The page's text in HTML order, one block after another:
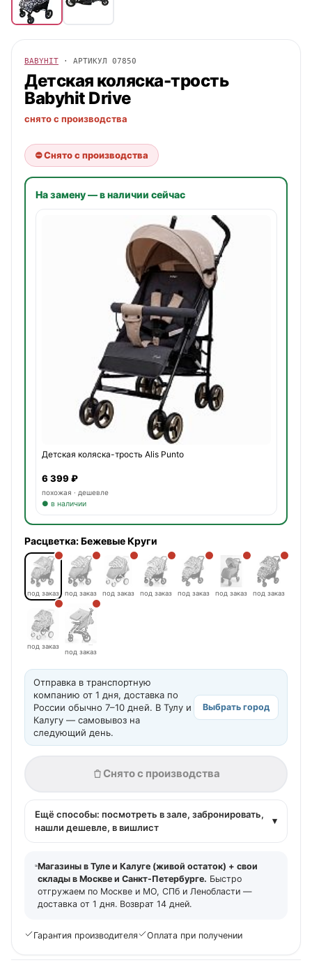
BABYHIT · АРТИКУЛ 07850
Детская коляска-трость
Babyhit Drive
снято с производства
⛔ Снято с производства
На замену — в наличии сейчас
Детская коляска-трость Alis Punto
6 399 ₽
похожая · дешевле
● в наличии
Расцветка:Бежевые Круги
под заказ под заказ под заказ под заказ под заказ под заказ под заказ
под заказ
под заказ
Отправка в транспортную
компанию от 1 дня, доставка по
России обычно 7–10 дней. В Тулу и
Калугу — самовывоз на
следующий день.
Выбрать город
Снято с производства
Ещё способы: посмотреть в зале, забронировать,
нашли дешевле, в вишлист
▾
Магазины в Туле и Калуге (живой остаток) + свои
склады в Москве и Санкт-Петербурге. Быстро
отгружаем по Москве и МО, СПб и Ленобласти —
доставка от 1 дня. Возврат 14 дней.
Гарантия производителя Оплата при получении